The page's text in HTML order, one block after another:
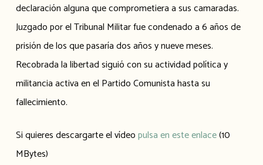
declaración alguna que comprometiera a sus camaradas.
Juzgado por el Tribunal Militar fue condenado a 6 años de
prisión de los que pasaría dos años y nueve meses.
Recobrada la libertad siguió con su actividad política y
militancia activa en el Partido Comunista hasta su
fallecimiento.
Si quieres descargarte el vídeopulsa en este enlace(10
MBytes)